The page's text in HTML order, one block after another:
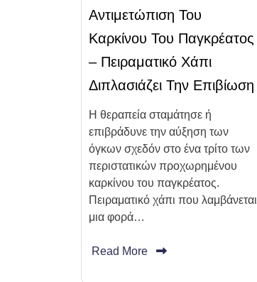
Αντιμετώπιση Του
Καρκίνου Του Παγκρέατος
– Πειραματικό Χάπι
Διπλασιάζει Την Επιβίωση
Η θεραπεία σταμάτησε ή
επιβράδυνε την αύξηση των
όγκων σχεδόν στο ένα τρίτο των
περιστατικών προχωρημένου
καρκίνου του παγκρέατος.
Πειραματικό χάπι που λαμβάνεται
μια φορά…
Read More